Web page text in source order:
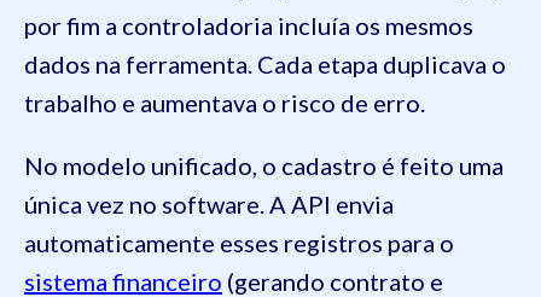
por fim a controladoria incluía os mesmos
dados na ferramenta. Cada etapa duplicava o
trabalho e aumentava o risco de erro.
No modelo unificado, o cadastro é feito uma
única vez no software. A API envia
automaticamente esses registros para o
sistema financeiro (gerando contrato e